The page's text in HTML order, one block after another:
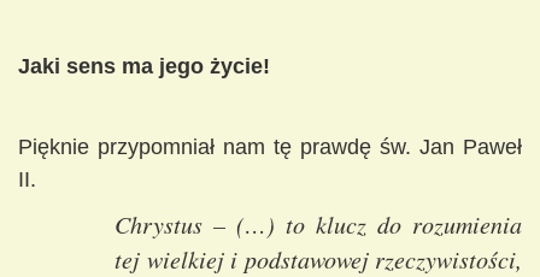
Jaki sens ma jego życie!
Pięknie przypomniał nam tę prawdę św. Jan Paweł
II.
Chrystus – (…) to klucz do rozumienia
tej wielkiej i podstawowej rzeczywistości,